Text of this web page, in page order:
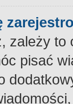
zależy
pisać